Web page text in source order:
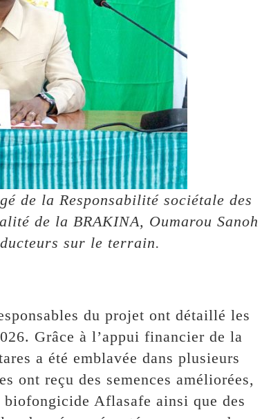
de la Responsabilité sociétale des
de la BRAKINA, Oumarou Sanoh
sur le terrain.
du projet ont détaillé les
Grâce à l’appui financier de la
a été emblavée dans plusieurs
ont reçu des semences améliorées,
Aflasafe ainsi que des